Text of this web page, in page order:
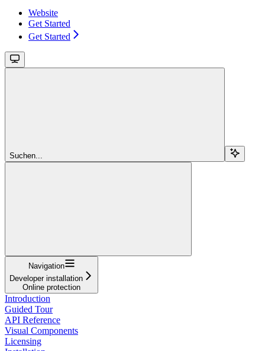
Website
Get Started
Get Started
Suchen...
Navigation
Developer installation
Online protection
Introduction
Guided Tour
API Reference
Visual Components
Licensing